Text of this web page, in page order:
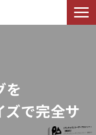
を
で完全サ